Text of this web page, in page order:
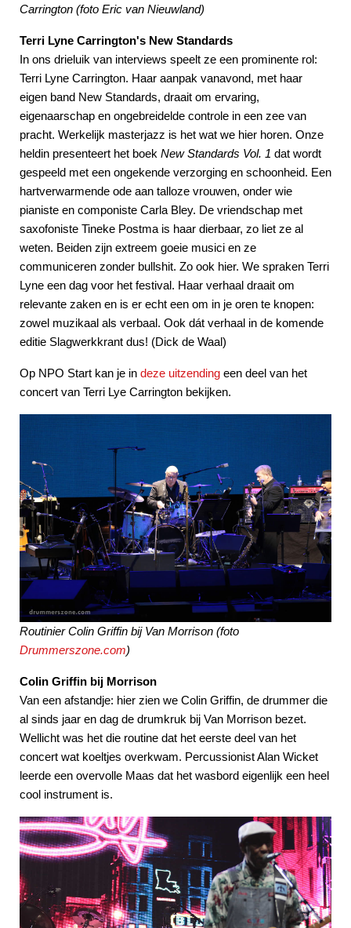
Carrington (foto Eric van Nieuwland)
Terri Lyne Carrington's New Standards
In ons drieluik van interviews speelt ze een prominente rol:
Terri Lyne Carrington. Haar aanpak vanavond, met haar
eigen band New Standards, draait om ervaring,
eigenaarschap en ongebreidelde controle in een zee van
pracht. Werkelijk masterjazz is het wat we hier horen. Onze
heldin presenteert het boek New Standards Vol. 1 dat wordt
gespeeld met een ongekende verzorging en schoonheid. Een
hartverwarmende ode aan talloze vrouwen, onder wie
pianiste en componiste Carla Bley. De vriendschap met
saxofoniste Tineke Postma is haar dierbaar, zo liet ze al
weten. Beiden zijn extreem goeie musici en ze
communiceren zonder bullshit. Zo ook hier. We spraken Terri
Lyne een dag voor het festival. Haar verhaal draait om
relevante zaken en is er echt een om in je oren te knopen:
zowel muzikaal als verbaal. Ook dát verhaal in de komende
editie Slagwerkkrant dus! (Dick de Waal)
Op NPO Start kan je in deze uitzending een deel van het
concert van Terri Lye Carrington bekijken.
Routinier Colin Griffin bij Van Morrison (foto
Drummerszone.com)
Colin Griffin bij Morrison
Van een afstandje: hier zien we Colin Griffin, de drummer die
al sinds jaar en dag de drumkruk bij Van Morrison bezet.
Wellicht was het die routine dat het eerste deel van het
concert wat koeltjes overkwam. Percussionist Alan Wicket
leerde een overvolle Maas dat het wasbord eigenlijk een heel
cool instrument is.